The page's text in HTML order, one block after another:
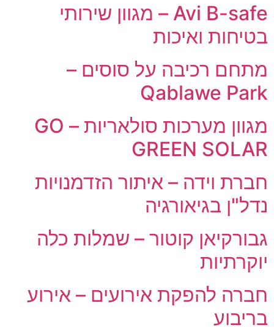
Avi B-safe – מגוון שירותי
בטיחות ואיכות
מתחם רכיבה על סוסים –
Qablawe Park
מגוון מערכות סולאריות – GO
GREEN SOLAR
חברת וידה – איתור הזדמנויות
נדל"ן בגיאורגיה
גבורקיאן קוטור – שמלות כלה
יוקרתיות
חברה להפקת אירועים – אירוע
בריבוע